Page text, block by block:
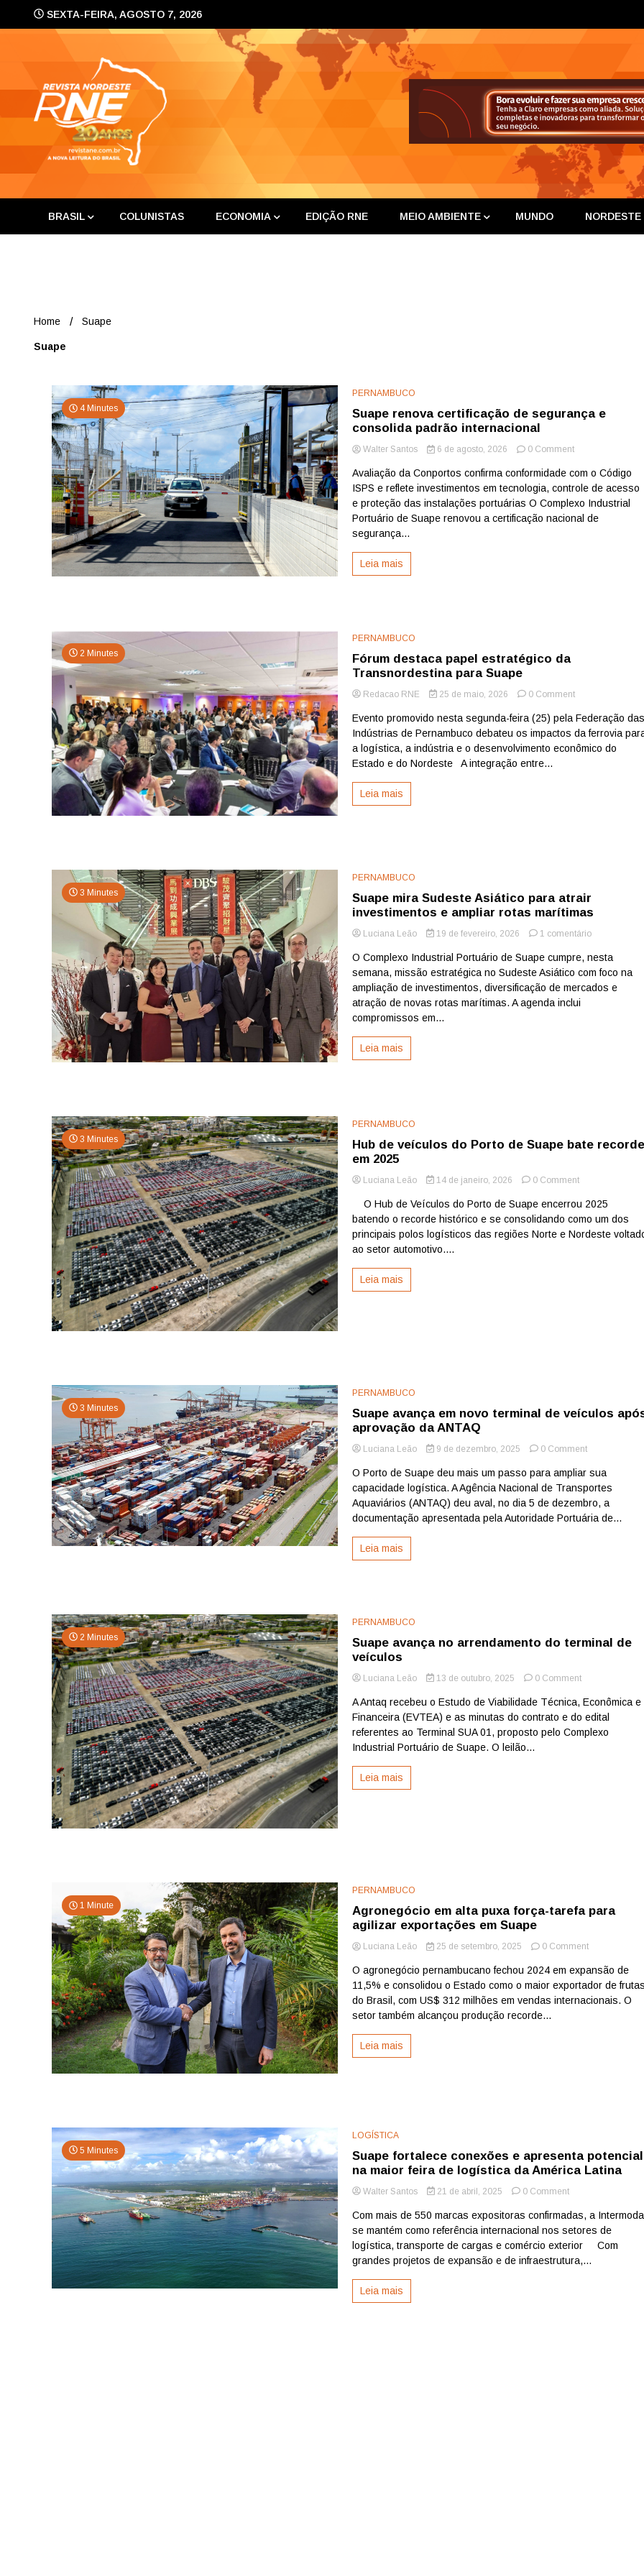
SEXTA-FEIRA, AGOSTO 7, 2026
Revista
A nova leitura do Brasil
BRASIL COLUNISTAS ECONOMIA EDIÇÃO RNE MEIO AMBIENTE MUNDO NORDESTE
Home Suape
Suape
4 Minutes
PERNAMBUCO
Suape renova certificação de segurança e
consolida padrão internacional
Walter Santos 6 de agosto, 2026 0 Commenton
renova
certificação
de
segurança
Avaliação da Conportos confirma conformidade com o Código
ISPS e reflete investimentos em tecnologia, controle de acesso
e proteção das instalações portuárias O Complexo Industrial
Portuário de Suape renovou a certificação nacional de
segurança...
Leia mais
2 Minutes
PERNAMBUCO
Fórum destaca papel estratégico da
Transnordestina para Suape
Redacao RNE 25 de maio, 2026 0 Commenton
destaca
papel
estratégico
Evento promovido nesta segunda-feira (25) pela Federação
Indústrias de Pernambuco debateu os impactos da ferrovia
a logística, a indústria e o desenvolvimento econômico do
Estado e do Nordeste A integração entre...
Leia mais
3 Minutes
PERNAMBUCO
Suape mira Sudeste Asiático para atrair
investimentos e ampliar rotas marítimas
Luciana Leão 19 de fevereiro, 2026 1 comentárioem
mira
Sudeste
Asiático
O Complexo Industrial Portuário de Suape cumpre, nesta
semana, missão estratégica no Sudeste Asiático com foco na
ampliação de investimentos, diversificação de mercados e
atração de novas rotas marítimas. A agenda inclui
compromissos em...
Leia mais
3 Minutes
PERNAMBUCO
Hub de veículos do Porto de Suape bate
em 2025
Luciana Leão 14 de janeiro, 2026 0 Commenton
de
veículos
do
O Hub de Veículos do Porto de Suape encerrou 2025
batendo o recorde histórico e se consolidando como um dos
principais polos logísticos das regiões Norte e Nordeste
ao setor automotivo....
Leia mais
3 Minutes
PERNAMBUCO
Suape avança em novo terminal de veículos
aprovação da ANTAQ
Luciana Leão 9 de dezembro, 2025 0 Commenton
avança
em
novo
terminal
O Porto de Suape deu mais um passo para ampliar sua
capacidade logística. A Agência Nacional de Transportes
Aquaviários (ANTAQ) deu aval, no dia 5 de dezembro, a
documentação apresentada pela Autoridade Portuária de...
Leia mais
2 Minutes
PERNAMBUCO
Suape avança no arrendamento do terminal de
veículos
Luciana Leão 13 de outubro, 2025 0 Commenton
avança
no
arrendamento
A Antaq recebeu o Estudo de Viabilidade Técnica, Econômica e
Financeira (EVTEA) e as minutas do contrato e do edital
referentes ao Terminal SUA 01, proposto pelo Complexo
Industrial Portuário de Suape. O leilão...
Leia mais
1 Minute
PERNAMBUCO
Agronegócio em alta puxa força-tarefa para
agilizar exportações em Suape
Luciana Leão 25 de setembro, 2025 0 Commenton
em
alta
puxa
O agronegócio pernambucano fechou 2024 em expansão de
11,5% e consolidou o Estado como o maior exportador de
do Brasil, com US$ 312 milhões em vendas internacionais. O
setor também alcançou produção recorde...
Leia mais
5 Minutes
LOGÍSTICA
Suape fortalece conexões e apresenta potencial
na maior feira de logística da América Latina
Walter Santos 21 de abril, 2025 0 Commenton
fortalece
conexões
e
potencial
Com mais de 550 marcas expositoras confirmadas, a
se mantém como referência internacional nos setores de
logística, transporte de cargas e comércio exterior Com
grandes projetos de expansão e de infraestrutura,...
Leia mais